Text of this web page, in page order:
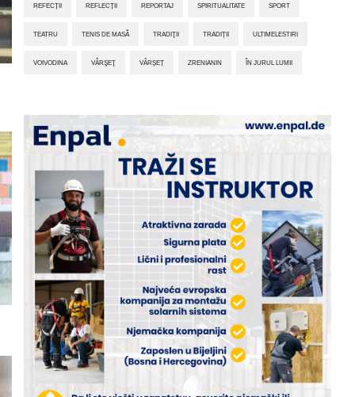
REFECȚII REFLECȚII REPORTAJ SPIRITUALITATE SPORT
TEATRU TENIS DE MASĂ TRADIŢII TRADIȚII ULTIMELESTIRI
VOIVODINA VÂRŞEŢ VÂRȘEȚ ZRENIANIN ÎN JURUL LUMII